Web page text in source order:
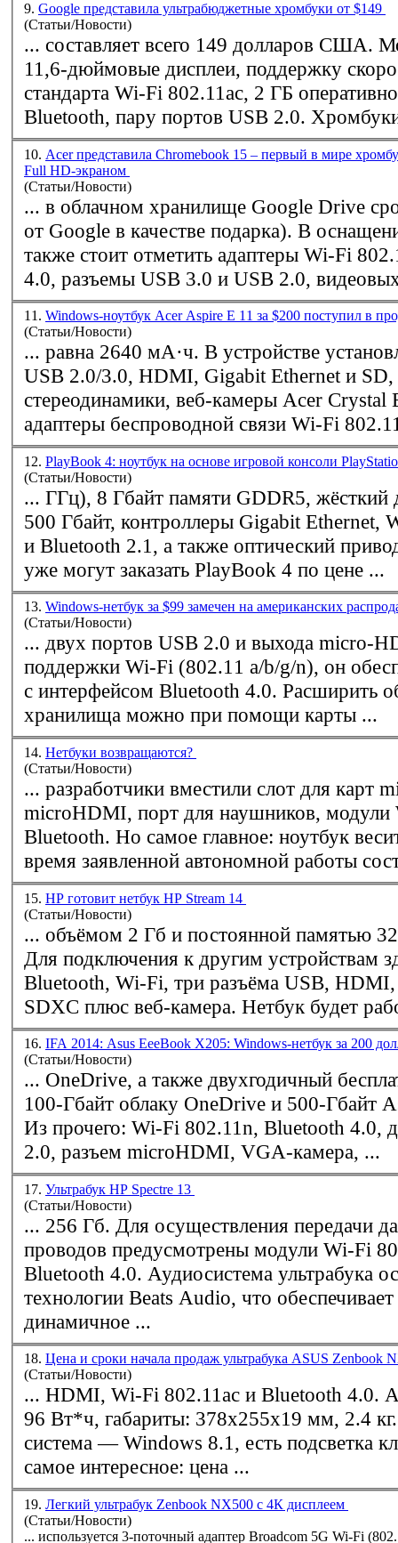
9. Google представила ультрабюджетные хромбуки от $149
(Статьи/Новости)
... составляет всего 149 долларов США. Модели получили
11,6-дюймовые дисплеи, поддержку
стандарта Wi-Fi 802.11ac, 2 ГБ
Bluetooth, пару портов
10. Acer представила Chromebook 15 – первый в мире
Full HD-экраном
(Статьи/Новости)
... в облачном хранилище Google Drive
от Google в качестве подарка). В оснащении ноутбука
также стоит отметить адаптеры Wi-Fi
4.0, разъемы USB 3.0 и USB 2.0,
11. Windows-ноутбук Acer Aspire E 11 за $200 поступил в
(Статьи/Новости)
... равна 2640 мА·ч. В устройстве установлены разъёмы
USB 2.0/3.0, HDMI, Gigabit Ethernet и SD,
стереодинамики, веб-камеры Acer Crystal
адаптеры беспроводной связи Wi-Fi
12. PlayBook 4: ноутбук на основе игровой консоли
(Статьи/Новости)
... ГГц), 8 Гбайт памяти GDDR5, жёсткий
500 Гбайт, контроллеры Gigabit Ethernet,
и Bluetooth 2.1, а также оптический привод.
уже могут заказать PlayBook 4 по цене ...
13. Windows-нетбук за $99 замечен на американских
(Статьи/Новости)
... двух портов USB 2.0 и выхода micro-HDMI.
поддержки Wi-Fi (802.11 a/b/g/n), он
с интерфейсом Bluetooth 4.0. Расширить объём штатного
хранилища можно при помощи карты ...
14. Нетбуки возвращаются?
(Статьи/Новости)
... разработчики вместили слот для карт
microHDMI, порт для наушников, модули
Bluetooth. Но самое главное: ноутбук
время заявленной автономной работы
15. HP готовит нетбук HP Stream 14
(Статьи/Новости)
... объёмом 2 Гб и постоянной памятью
Для подключения к другим устройствам
Bluetooth, Wi-Fi, три разъёма USB, HDMI,
SDXC плюс веб-камера. Нетбук
16. IFA 2014: Asus EeeBook X205: Windows-нетбук за 200
(Статьи/Новости)
... OneDrive, а также двухгодичный
100-Гбайт облаку OneDrive и 500-Гбайт
Из прочего: Wi-Fi 802.11n, Bluetooth 4.0,
2.0, разъем microHDMI, VGA-камера, ...
17. Ультрабук HP Spectre 13
(Статьи/Новости)
... 256 Гб. Для осуществления передачи
проводов предусмотрены модули Wi-Fi
Bluetooth 4.0. Аудиосистема ультрабука
технологии Beats Audio, что
динамичное ...
18. Цена и сроки начала продаж ультрабука ASUS Zenbook
(Статьи/Новости)
... HDMI, Wi-Fi 802.11ac и Bluetooth 4.0. Аккумулятор —
96 Вт*ч, габариты: 378x255x19 мм, 2.4 кг.
система — Windows 8.1, есть подсветка
самое интересное: цена ...
19. Легкий ультрабук Zenbook NX500 с 4К дисплеем
(Статьи/Новости)
... используется 3-поточный адаптер Broadcom 5G Wi-Fi